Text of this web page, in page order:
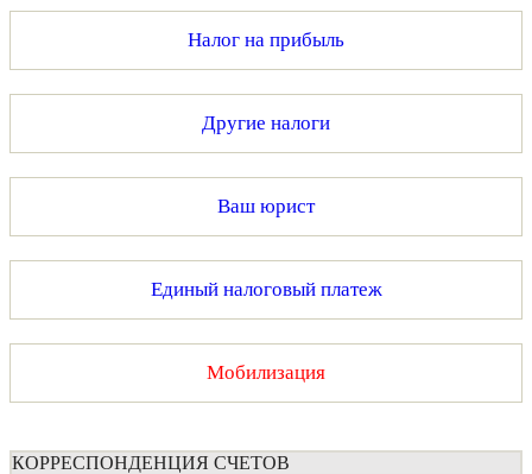
Налог на прибыль
Другие налоги
Ваш юрист
Единый налоговый платеж
Мобилизация
КОРРЕСПОНДЕНЦИЯ СЧЕТОВ